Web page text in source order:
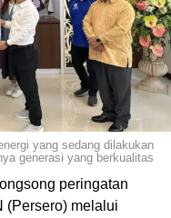
yang sedang dilakukan
generasi yang berkualitas
peringatan
(Persero) melalui